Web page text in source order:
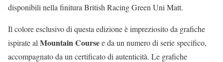
disponibili nella finitura British Racing Green Uni Matt.
Il colore esclusivo di questa edizione è impreziosito da grafiche
ispirate al Mountain Coursee da un numero di serie specifico,
accompagnato da un certificato di autenticità. Le grafiche